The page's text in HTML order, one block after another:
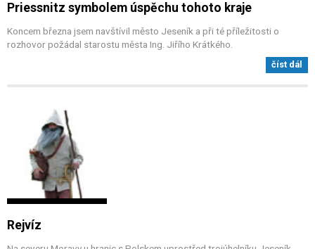
Priessnitz symbolem úspěchu tohoto kraje
Koncem března jsem navštívil město Jeseník a při té příležitosti o
rozhovor požádal starostu města Ing. Jiřího Krátkého.
číst dál
Rejvíz